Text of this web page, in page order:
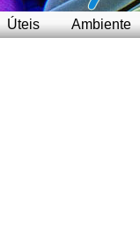
Úteis Ambiente